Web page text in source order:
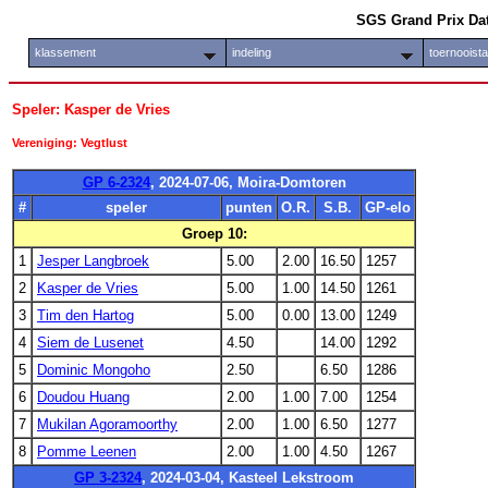
SGS Grand Prix
klassement indeling
Speler: Kasper de Vries
Vereniging: Vegtlust
GP 6-2324, 2024-07-06, Moira-Domtoren
#
speler punten O.R. S.B.
GP-elo
Groep 10:
1
Jesper Langbroek 5.00 2.00 16.50
1257
2
Kasper de Vries 5.00 1.00 14.50
1261
3
Tim den Hartog 5.00 0.00 13.00
1249
4
Siem de Lusenet 4.50 14.00
1292
5
Dominic Mongoho 2.50 6.50
1286
6
Doudou Huang 2.00 1.00 7.00
1254
7
Mukilan Agoramoorthy 2.00 1.00 6.50
1277
8
Pomme Leenen 2.00 1.00 4.50
1267
GP 3-2324, 2024-03-04, Kasteel Lekstroom